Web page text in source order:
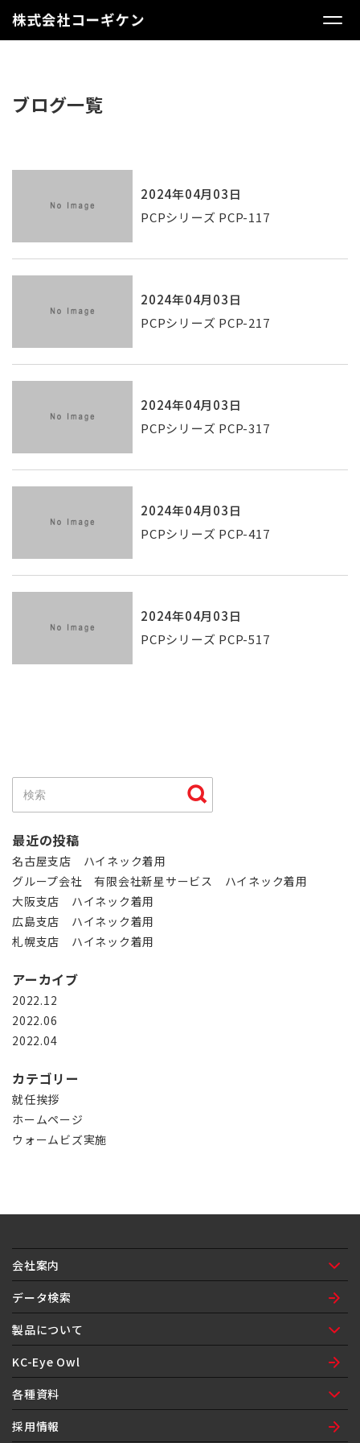
ブログ一覧
2024年04月03日
PCPシリーズ PCP-117
2024年04月03日
PCPシリーズ PCP-217
2024年04月03日
PCPシリーズ PCP-317
2024年04月03日
PCPシリーズ PCP-417
2024年04月03日
PCPシリーズ PCP-517
最近の投稿
名古屋支店 ハイネック着用
グループ会社 有限会社新星サービス ハイネック着用
大阪支店 ハイネック着用
広島支店 ハイネック着用
札幌支店 ハイネック着用
アーカイブ
2022.12
2022.06
2022.04
カテゴリー
就任挨拶
ホームページ
ウォームビズ実施
会社案内
ご挨拶
会社概要
ネットワーク
沿革
組織図
環境方針
データ検索
製品について
製品紹介
製品保証
製品履歴
KC-Eye Owl
各種資料
納入品図面表紙
注文書
自己制御ヒータ問合せシート
漏洩検査機器定期点検修理依頼書
採用情報